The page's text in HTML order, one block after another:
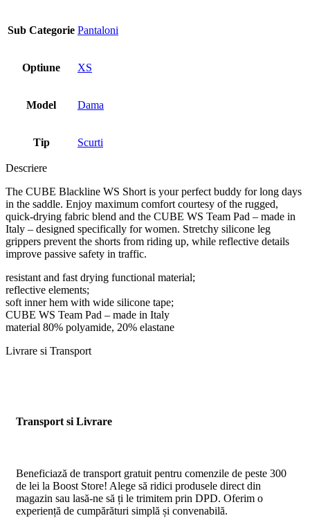
Sub Categorie Pantaloni
Optiune XS
Model Dama
Tip Scurti
Descriere
The CUBE Blackline WS Short is your perfect buddy for long days
in the saddle. Enjoy maximum comfort courtesy of the rugged,
quick-drying fabric blend and the CUBE WS Team Pad – made in
Italy – designed specifically for women. Stretchy silicone leg
grippers prevent the shorts from riding up, while reflective details
improve passive safety in traffic.
resistant and fast drying functional material;
reflective elements;
soft inner hem with wide silicone tape;
CUBE WS Team Pad – made in Italy
material 80% polyamide, 20% elastane
Livrare si Transport
Transport si Livrare
Beneficiază de transport gratuit pentru comenzile de peste 300
de lei la Boost Store! Alege să ridici produsele direct din
magazin sau lasă-ne să ți le trimitem prin DPD. Oferim o
experiență de cumpărături simplă și convenabilă.